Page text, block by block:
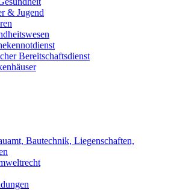
& Jugend
Bereitschaftsdienst
Bautechnik, Liegenschaften,